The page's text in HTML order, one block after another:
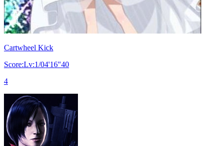
Cartwheel Kick
Score:Lv:1/04'16"40
4